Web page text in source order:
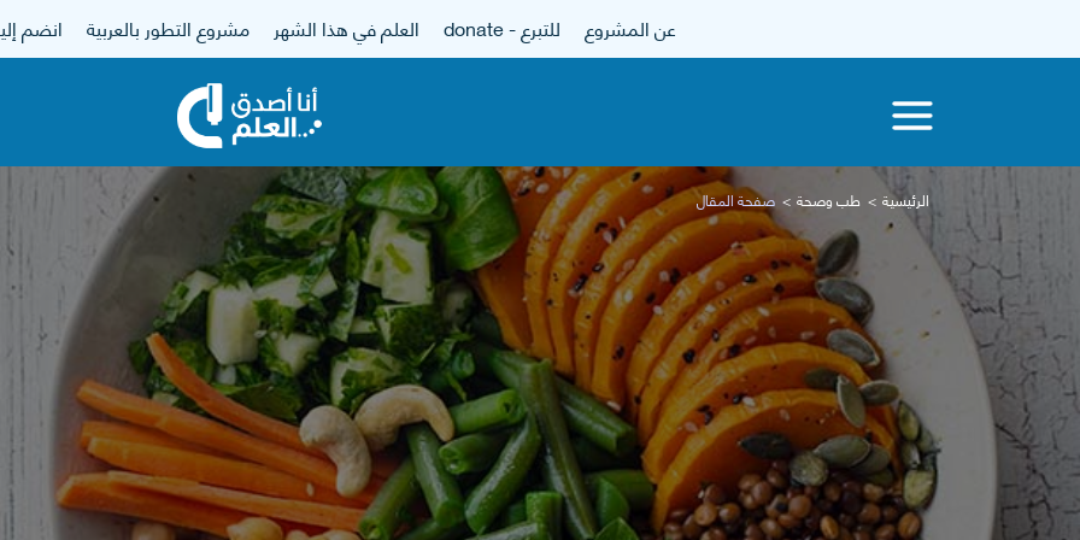
عن المشروع للتبرع - donate العلم في هذا الشهر مشروع التطور بالعربية انضم
الرئيسية طب وصحة صفحة المقال